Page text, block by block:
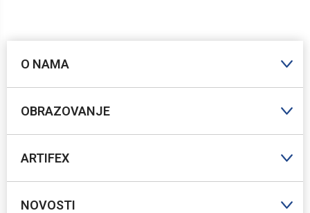
O NAMA
OBRAZOVANJE
ARTIFEX
NOVOSTI